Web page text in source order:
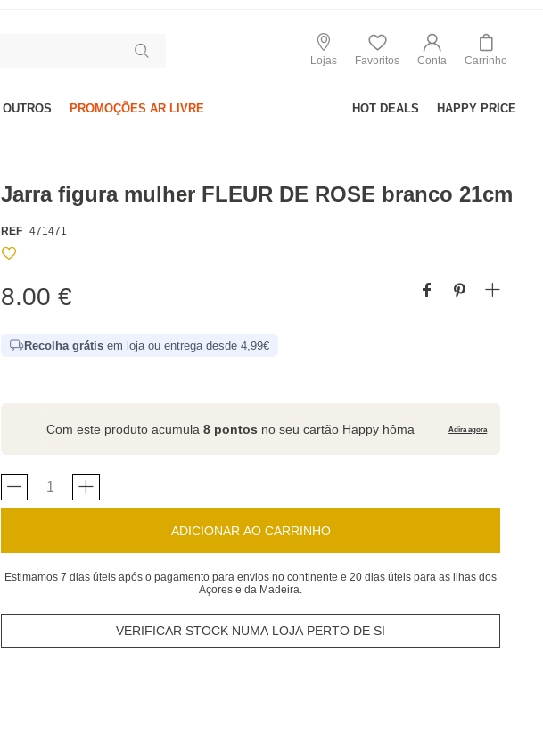
Lojas Favoritos Conta Carrinho
OUTROS PROMOÇÕES AR LIVRE HOT DEALS HAPPY PRICE
Jarra figura mulher FLEUR DE ROSE branco 21cm
REF 471471
8.00 €
Recolha grátis em loja ou entrega desde 4,99€
Com este produto acumula8 pontos no seu cartão Happy hôma Adira agora
ADICIONAR AO CARRINHO
Estimamos 7 dias úteis após o pagamento para envios no continente e 20 dias úteis para as ilhas dos
Açores e da Madeira.
VERIFICAR STOCK NUMA LOJA PERTO DE SI